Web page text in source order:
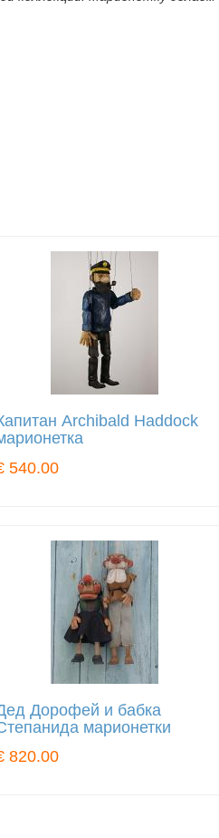
Archibald Haddock
540.00
Дорофей и бабка
марионетки
820.00